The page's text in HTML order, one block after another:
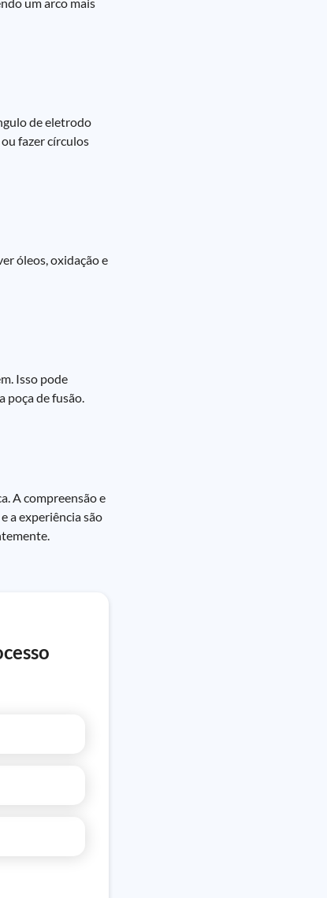
de eletrodo
fazer círculos
óleos, oxidação e
Isso pode
poça de fusão.
A compreensão e
a experiência são